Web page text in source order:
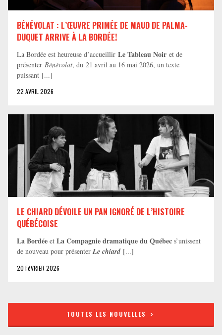
BÉNÉVOLAT : L’ŒUVRE PRIMÉE DE MAUD DE PALMA-
DUQUET ARRIVE À LA BORDÉE!
La Bordée est heureuse d’accueillir Le Tableau Noir et de
présenter Bénévolat, du 21 avril au 16 mai 2026, un texte
puissant [...]
22 AVRIL 2026
LE CHIARD DÉVOILE UN PAN IGNORÉ DE L’HISTOIRE
QUÉBÉCOISE
La Bordée et La Compagnie dramatique du Québec s’unissent
de nouveau pour présenter Le chiard [...]
20 FéVRIER 2026
TOUTES LES NOUVELLES